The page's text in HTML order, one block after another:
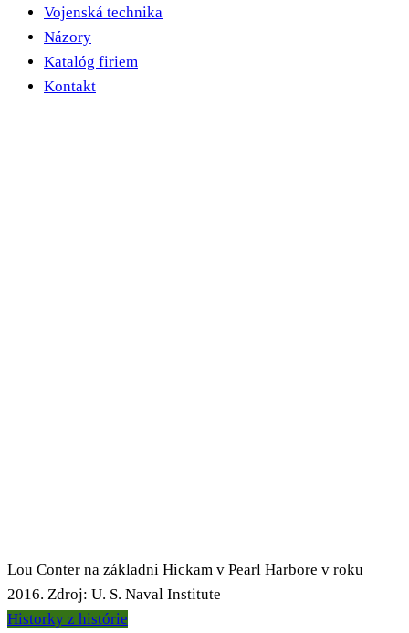
Vojenská technika
Názory
Katalóg firiem
Kontakt
Lou Conter na základni Hickam v Pearl Harbore v roku
2016. Zdroj: U. S. Naval Institute
Historky z histórie